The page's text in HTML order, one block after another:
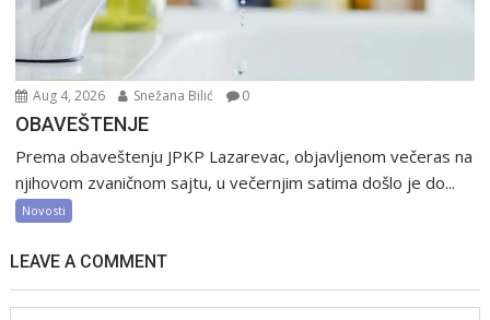
Aug 4, 2026 Snežana Bilić 0
OBAVEŠTENJE
Prema obaveštenju JPKP Lazarevac, objavljenom večeras na
njihovom zvaničnom sajtu, u večernjim satima došlo je do...
Novosti
LEAVE A COMMENT